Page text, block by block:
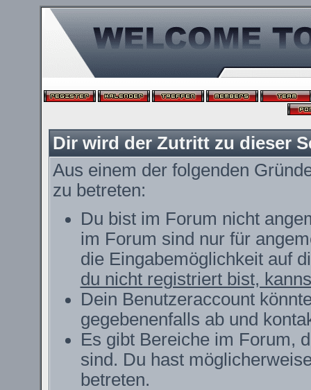
Dir wird der Zutritt zu dieser
Aus einem der folgenden
zu betreten:
Du bist im Forum nicht
im Forum sind nur für
die Eingabemöglichkeit auf
du nicht registriert bist,
Dein Benutzeraccount
gegebenenfalls ab und
Es gibt Bereiche im Forum,
sind. Du hast
betreten.